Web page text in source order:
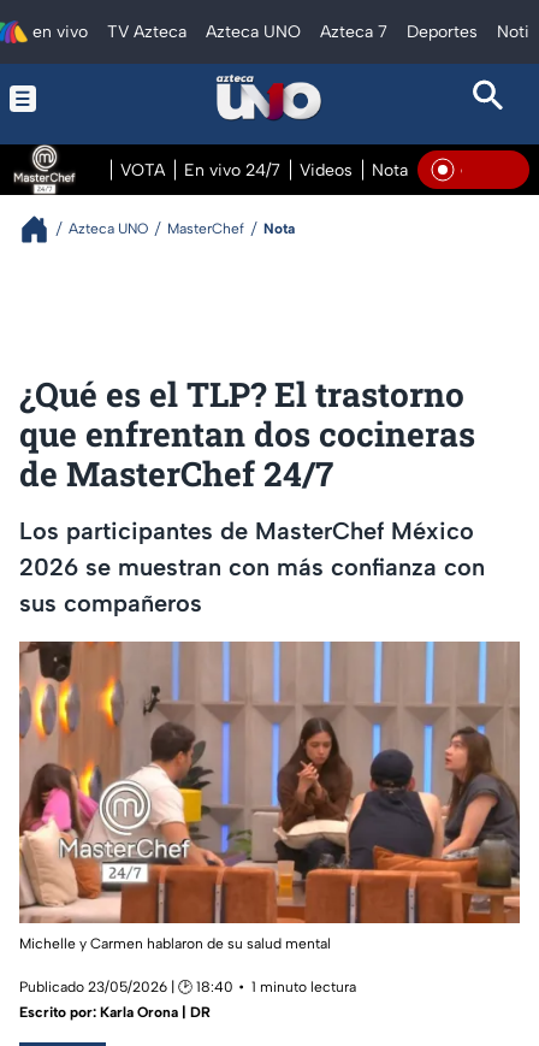
en vivo TV Azteca Azteca UNO Azteca 7 Deportes
VOTA En vivo 24/7 Videos Notas En vivo En
Azteca UNO MasterChef Nota
¿Qué es el TLP? El trastorno
que enfrentan dos cocineras
de MasterChef 24/7
Los participantes de MasterChef México
2026 se muestran con más confianza con
sus compañeros
Michelle y Carmen hablaron de su salud mental
Publicado 23/05/2026 | 🕑 18:40
1 minuto lectura
Escrito por: Karla Orona | DR